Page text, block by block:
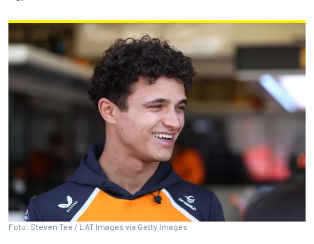
Foto: Steven Tee / LAT Images via Getty Images